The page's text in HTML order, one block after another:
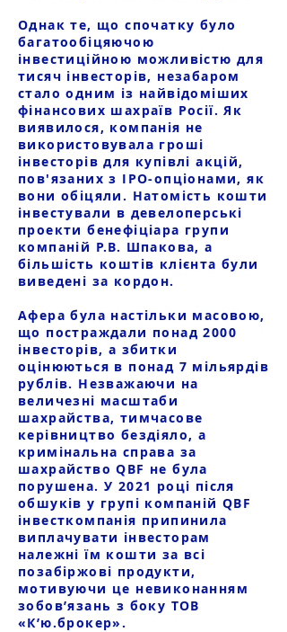
Однак те, що спочатку було
багатообіцяючою
інвестиційною можливістю для
тисяч інвесторів, незабаром
стало одним із найвідоміших
фінансових шахраїв Росії. Як
виявилося, компанія не
використовувала гроші
інвесторів для купівлі акцій,
пов'язаних з IPO-опціонами, як
вони обіцяли. Натомість кошти
інвестували в девелоперські
проекти бенефіціара групи
компаній Р.В. Шпакова, а
більшість коштів клієнта були
виведені за кордон.
Афера була настільки масовою,
що постраждали понад 2000
інвесторів, а збитки
оцінюються в понад 7 мільярдів
рублів. Незважаючи на
величезні масштаби
шахрайства, тимчасове
керівництво бездіяло, а
кримінальна справа за
шахрайство QBF не була
порушена. У 2021 році після
обшуків у групі компаній QBF
інвесткомпанія припинила
виплачувати інвесторам
належні їм кошти за всі
позабіржові продукти,
мотивуючи це невиконанням
зобов’язань з боку ТОВ
«К’ю.брокер».